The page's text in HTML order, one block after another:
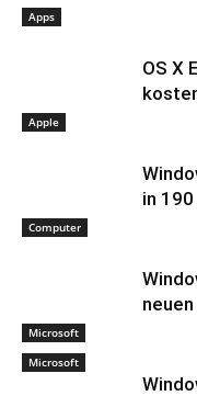
Apps
Apple
OS X
Computer
in
Microsoft
Microsoft